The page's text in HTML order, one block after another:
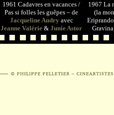
1961 Cadavres en vacances /
Pas si folles les guêpes – de
Jacqueline Audry avec
Jeanne Valérie & Junie Astor
1967 La
(la